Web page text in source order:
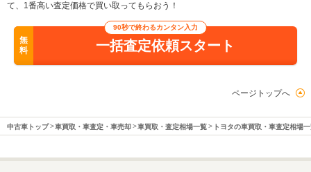
て、1番高い査定価格で買い取ってもらおう！
無
料
90秒で終わるカンタン入力
一括査定依頼スタート
ページトップへ
中古車トップ 車買取・車査定・車売却 車買取・査定相場一覧 トヨタの車買取・車査定相場